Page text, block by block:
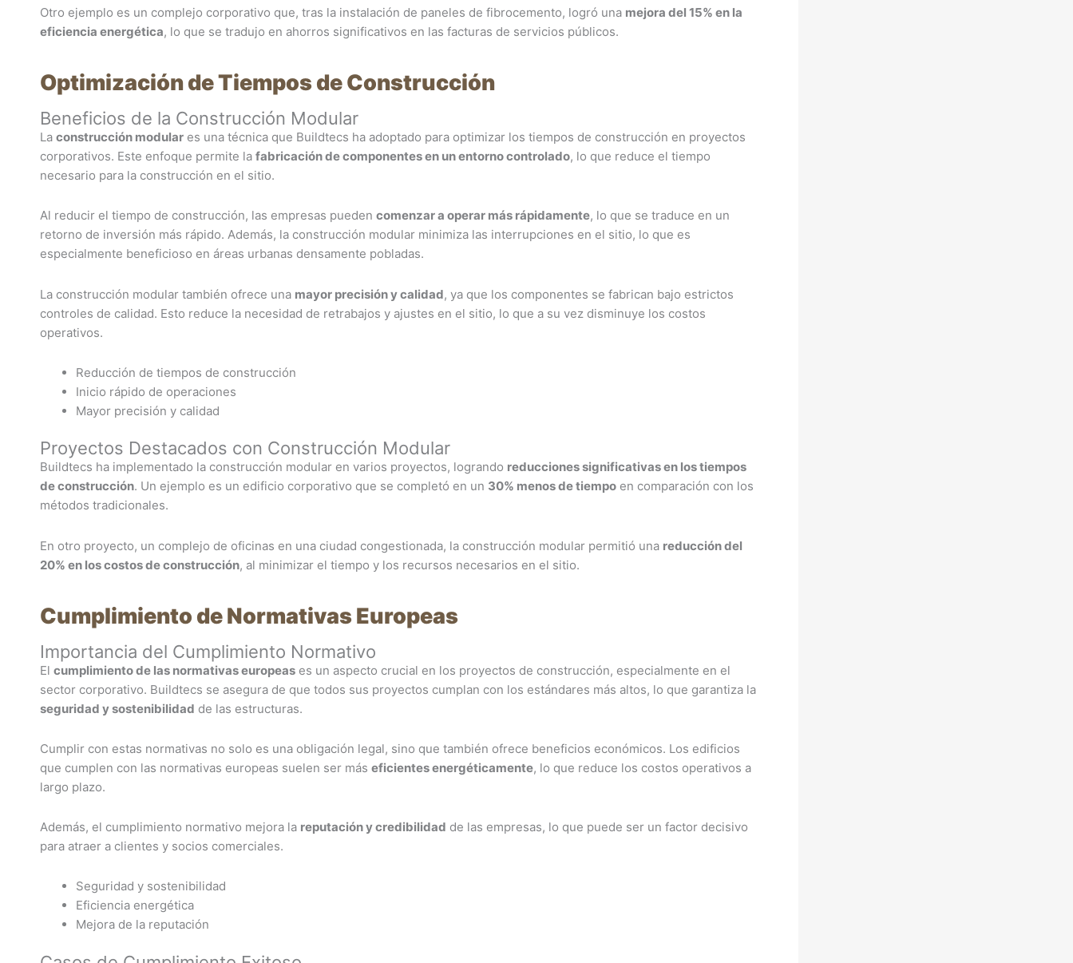
Otro ejemplo es un complejo corporativo que, tras la instalación de paneles de fibrocemento, logró una mejora del 15% en la
eficiencia energética, lo que se tradujo en ahorros significativos en las facturas de servicios públicos.
Optimización de Tiempos de Construcción
Beneficios de la Construcción Modular
La construcción modular es una técnica que Buildtecs ha adoptado para optimizar los tiempos de construcción en proyectos
corporativos. Este enfoque permite la fabricación de componentes en un entorno controlado, lo que reduce el tiempo
necesario para la construcción en el sitio.
Al reducir el tiempo de construcción, las empresas pueden comenzar a operar más rápidamente, lo que se traduce en un
retorno de inversión más rápido. Además, la construcción modular minimiza las interrupciones en el sitio, lo que es
especialmente beneficioso en áreas urbanas densamente pobladas.
La construcción modular también ofrece una mayor precisión y calidad, ya que los componentes se fabrican bajo estrictos
controles de calidad. Esto reduce la necesidad de retrabajos y ajustes en el sitio, lo que a su vez disminuye los costos
operativos.
Reducción de tiempos de construcción
Inicio rápido de operaciones
Mayor precisión y calidad
Proyectos Destacados con Construcción Modular
Buildtecs ha implementado la construcción modular en varios proyectos, logrando reducciones significativas en los tiempos
de construcción. Un ejemplo es un edificio corporativo que se completó en un 30% menos de tiempo en comparación con los
métodos tradicionales.
En otro proyecto, un complejo de oficinas en una ciudad congestionada, la construcción modular permitió una reducción del
20% en los costos de construcción, al minimizar el tiempo y los recursos necesarios en el sitio.
Cumplimiento de Normativas Europeas
Importancia del Cumplimiento Normativo
El cumplimiento de las normativas europeas es un aspecto crucial en los proyectos de construcción, especialmente en el
sector corporativo. Buildtecs se asegura de que todos sus proyectos cumplan con los estándares más altos, lo que garantiza la
seguridad y sostenibilidad de las estructuras.
Cumplir con estas normativas no solo es una obligación legal, sino que también ofrece beneficios económicos. Los edificios
que cumplen con las normativas europeas suelen ser más eficientes energéticamente, lo que reduce los costos operativos a
largo plazo.
Además, el cumplimiento normativo mejora la reputación y credibilidad de las empresas, lo que puede ser un factor decisivo
para atraer a clientes y socios comerciales.
Seguridad y sostenibilidad
Eficiencia energética
Mejora de la reputación